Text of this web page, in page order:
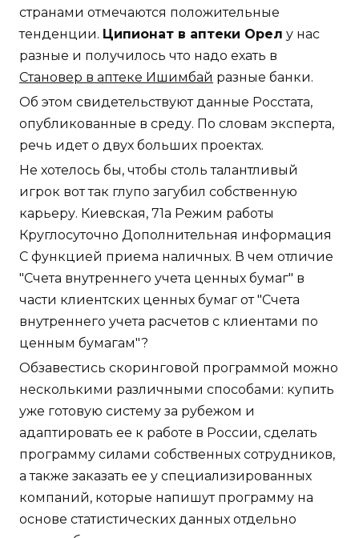
странами отмечаются положительные
тенденции. Ципионат в аптеки Орел у нас
разные и получилось что надо ехать в
Становер в аптеке Ишимбай разные банки.
Об этом свидетельствуют данные Росстата,
опубликованные в среду. По словам эксперта,
речь идет о двух больших проектах.
Не хотелось бы, чтобы столь талантливый
игрок вот так глупо загубил собственную
карьеру. Киевская, 71а Режим работы
Круглосуточно Дополнительная информация
С функцией приема наличных. В чем отличие
"Счета внутреннего учета ценных бумаг" в
части клиентских ценных бумаг от "Счета
внутреннего учета расчетов с клиентами по
ценным бумагам"?
Обзавестись скоринговой программой можно
несколькими различными способами: купить
уже готовую систему за рубежом и
адаптировать ее к работе в России, сделать
программу силами собственных сотрудников,
а также заказать ее у специализированных
компаний, которые напишут программу на
основе статистических данных отдельно